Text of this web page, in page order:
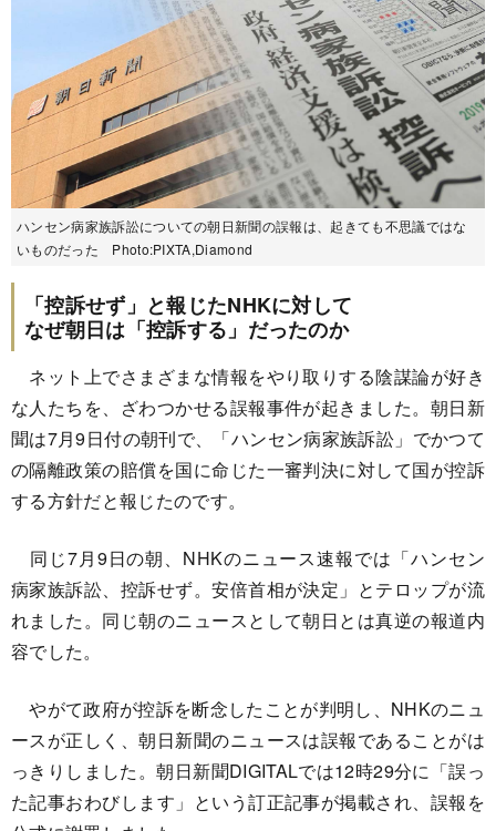
ハンセン病家族訴訟についての朝日新聞の誤報は、起きても不思議ではな
いものだった Photo:PIXTA,Diamond
「控訴せず」と報じたNHKに対して
なぜ朝日は「控訴する」だったのか
ネット上でさまざまな情報をやり取りする陰謀論が好き
な人たちを、ざわつかせる誤報事件が起きました。朝日新
聞は7月9日付の朝刊で、「ハンセン病家族訴訟」でかつて
の隔離政策の賠償を国に命じた一審判決に対して国が控訴
する方針だと報じたのです。
同じ7月9日の朝、NHKのニュース速報では「ハンセン
病家族訴訟、控訴せず。安倍首相が決定」とテロップが流
れました。同じ朝のニュースとして朝日とは真逆の報道内
容でした。
やがて政府が控訴を断念したことが判明し、NHKのニュ
ースが正しく、朝日新聞のニュースは誤報であることがは
っきりしました。朝日新聞DIGITALでは12時29分に「誤っ
た記事おわびします」という訂正記事が掲載され、誤報を